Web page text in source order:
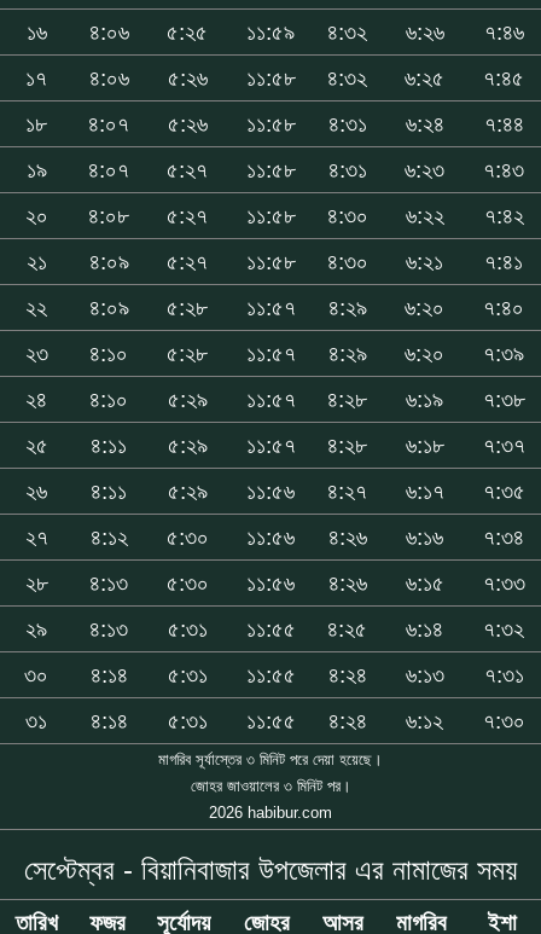
১৬
৪:০৬ ৫:২৫ ১১:৫৯ ৪:৩২ ৬:২৬
৭:৪৬
১৭
৪:০৬ ৫:২৬ ১১:৫৮ ৪:৩২ ৬:২৫
৭:৪৫
১৮
৪:০৭ ৫:২৬ ১১:৫৮ ৪:৩১ ৬:২৪
৭:৪৪
১৯
৪:০৭ ৫:২৭ ১১:৫৮ ৪:৩১ ৬:২৩
৭:৪৩
২০
৪:০৮ ৫:২৭ ১১:৫৮ ৪:৩০ ৬:২২
৭:৪২
২১
৪:০৯ ৫:২৭ ১১:৫৮ ৪:৩০ ৬:২১
৭:৪১
২২
৪:০৯ ৫:২৮ ১১:৫৭ ৪:২৯ ৬:২০
৭:৪০
২৩
৪:১০ ৫:২৮ ১১:৫৭ ৪:২৯ ৬:২০
৭:৩৯
২৪
৪:১০ ৫:২৯ ১১:৫৭ ৪:২৮ ৬:১৯
৭:৩৮
২৫
৪:১১ ৫:২৯ ১১:৫৭ ৪:২৮ ৬:১৮
৭:৩৭
২৬
৪:১১ ৫:২৯ ১১:৫৬ ৪:২৭ ৬:১৭
৭:৩৫
২৭
৪:১২ ৫:৩০ ১১:৫৬ ৪:২৬ ৬:১৬
৭:৩৪
২৮
৪:১৩ ৫:৩০ ১১:৫৬ ৪:২৬ ৬:১৫
৭:৩৩
২৯
৪:১৩ ৫:৩১ ১১:৫৫ ৪:২৫ ৬:১৪
৭:৩২
৩০
৪:১৪ ৫:৩১ ১১:৫৫ ৪:২৪ ৬:১৩
৭:৩১
৩১
৪:১৪ ৫:৩১ ১১:৫৫ ৪:২৪ ৬:১২ ৭:৩০
মাগরিব সূর্যাস্তের ৩ মিনিট পরে দেয়া হয়েছে।
জোহর জাওয়ালের ৩ মিনিট পর।
2026 habibur.com
সেপ্টেম্বর - বিয়ানিবাজার উপজেলার এর নামাজের সময়
তারিখ ফজর সূর্যোদয় জোহর আসর মাগরিব ইশা